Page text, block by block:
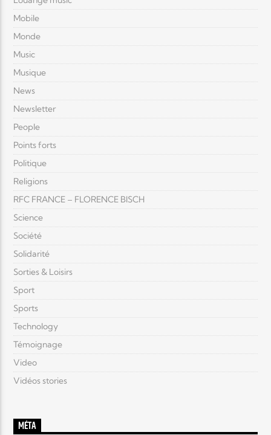
Mobile
Monde
Music
Musique
News
Newsletter
People
Points forts
Politique
Religions
RFC FRANCE – FLORENCE BISCH
Science
Société
Solidarité
Sorties & Loisirs
Sport
Sports
Technology
Témoignage
Video
Vidéos stories
MÉTA